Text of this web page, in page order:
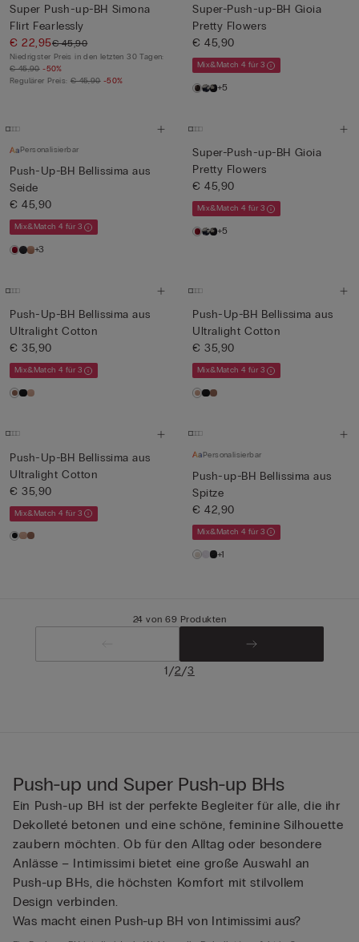
Super Push-up-BH Simona
Flirt Fearlessly
€ 22,95€ 45,90
Niedrigster Preis in den letzten 30 Tagen:
€ 45,90 -50%
Regulärer Preis: € 45,90 -50%
Super-Push-up-BH Gioia
Pretty Flowers
€ 45,90
Mix&Match 4 für 3
+5
Personalisierbar
Push-Up-BH Bellissima aus
Seide
€ 45,90
Mix&Match 4 für 3
+3
Super-Push-up-BH Gioia
Pretty Flowers
€ 45,90
Mix&Match 4 für 3
+5
Push-Up-BH Bellissima aus
Ultralight Cotton
€ 35,90
Mix&Match 4 für 3
Push-Up-BH Bellissima aus
Ultralight Cotton
€ 35,90
Mix&Match 4 für 3
Push-Up-BH Bellissima aus
Ultralight Cotton
€ 35,90
Mix&Match 4 für 3
Personalisierbar
Push-up-BH Bellissima aus
Spitze
€ 42,90
Mix&Match 4 für 3
+1
24 von 69 Produkten
1/2/3
Push-up und Super Push-up BHs
Ein Push-up BH ist der perfekte Begleiter für alle, die ihr
Dekolleté betonen und eine schöne, feminine Silhouette
zaubern möchten. Ob für den Alltag oder besondere
Anlässe – Intimissimi bietet eine große Auswahl an
Push-up BHs, die höchsten Komfort mit stilvollem
Design verbinden.
Was macht einen Push-up BH von Intimissimi aus?